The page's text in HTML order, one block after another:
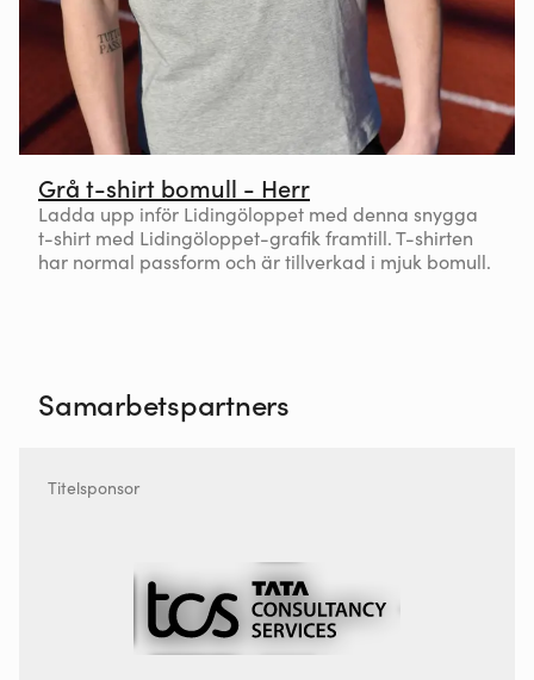
Grå t-shirt bomull - Herr
Ladda upp inför Lidingöloppet med denna snygga
t-shirt med Lidingöloppet-grafik framtill. T-shirten
har normal passform och är tillverkad i mjuk bomull.
Samarbetspartners
Titelsponsor